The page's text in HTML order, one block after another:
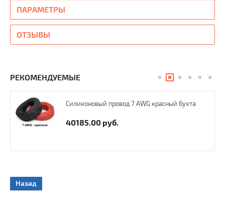
ПАРАМЕТРЫ
ОТЗЫВЫ
РЕКОМЕНДУЕМЫЕ
Силиконовый провод 7 AWG красный бухта
40185.00 руб.
Назад